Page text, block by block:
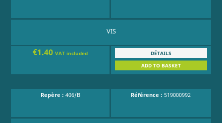
VIS
€1.40VAT included
DÉTAILS
ADD TO BASKET
Repère : 406/B Référence : 519000992